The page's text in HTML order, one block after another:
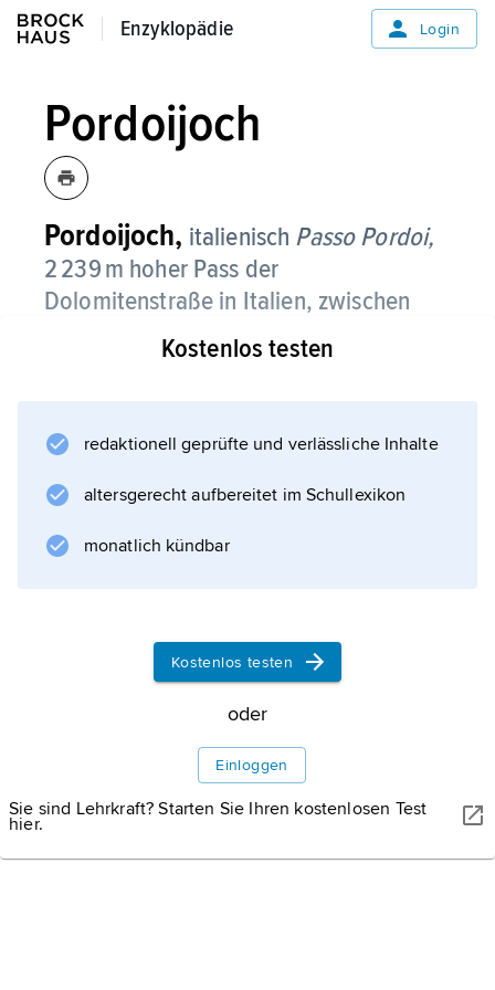
Enzyklopädie
Enzyklopädie Login
Pordoijoch
Pordoijoch, italienisch Passo Pordoi,
2 239 m hoher Pass der
Dolomitenstraße in Italien, zwischen
Sella- und Marmoladagruppe;
Pordoijoch verbindet das Fassatal mit dem Tal
d'Ampezzo.
Weitere Medien
Informationen zum Artikel
Kostenlos testen
redaktionell geprüfte und verlässliche Inhalte
altersgerecht aufbereitet im Schullexikon
monatlich kündbar
Kostenlos testen
oder
Einloggen
Sie sind Lehrkraft? Starten Sie Ihren kostenlosen Test
hier.